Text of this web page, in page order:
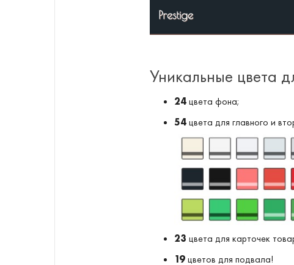
Уникальные цвета
24цвета фона;
54цвета для главного и
23 цвета для карточек
19цветов для подвала!